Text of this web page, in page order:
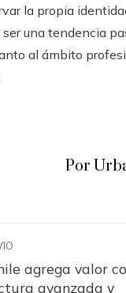
la propia
una tendencia
al ámbito
Por
agrega valor
avanzada y